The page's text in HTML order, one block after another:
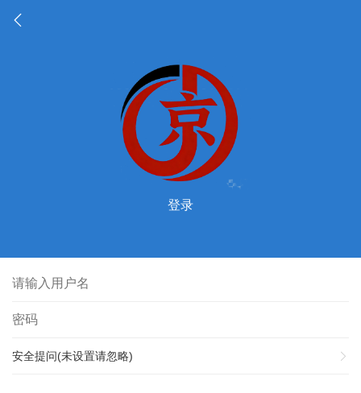
登录
安全提问(未设置请忽略)